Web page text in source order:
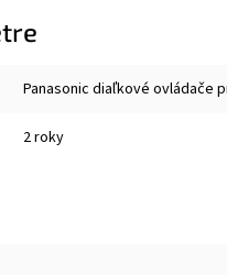
Panasonic diaľkové ovládače
2 roky